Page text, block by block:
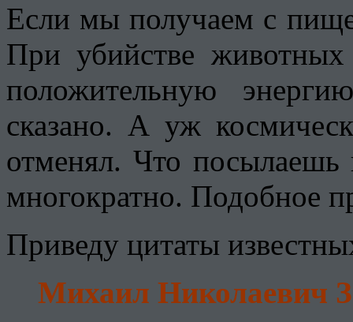
Если мы получаем с
При убийстве
положительную
сказано. А уж
отменял. Что
многократно. Подобное
Приведу цитаты
Михаил Николаевич